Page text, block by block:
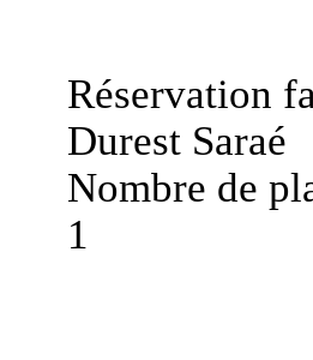
Réservation
Durest Saraé
Nombre de
1